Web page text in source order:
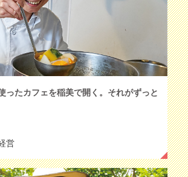
ったカフェを稲美で開く。それがずっと
営